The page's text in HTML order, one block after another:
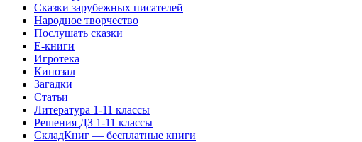
Сказки зарубежных писателей
Народное творчество
Послушать сказки
Е-книги
Игротека
Кинозал
Загадки
Статьи
Литература 1-11 классы
Решения ДЗ 1-11 классы
СкладКниг — бесплатные книги